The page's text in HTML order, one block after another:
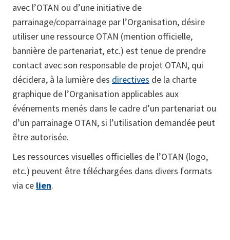
avec l’OTAN ou d’une initiative de
parrainage/coparrainage par l’Organisation, désire
utiliser une ressource OTAN (mention officielle,
bannière de partenariat, etc.) est tenue de prendre
contact avec son responsable de projet OTAN, qui
décidera, à la lumière des directives de la charte
graphique de l’Organisation applicables aux
événements menés dans le cadre d’un partenariat ou
d’un parrainage OTAN, si l’utilisation demandée peut
être autorisée.
Les ressources visuelles officielles de l’OTAN (logo,
etc.) peuvent être téléchargées dans divers formats
via ce lien.